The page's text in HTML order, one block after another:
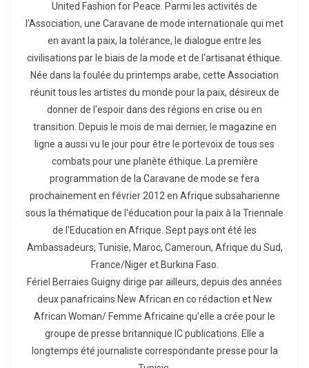
United Fashion for Peace. Parmi les activités de
l'Association, une Caravane de mode internationale qui met
en avant la paix, la tolérance, le dialogue entre les
civilisations par le biais de la mode et de l'artisanat éthique.
Née dans la foulée du printemps arabe, cette Association
réunit tous les artistes du monde pour la paix, désireux de
donner de l'espoir dans des régions en crise ou en
transition. Depuis le mois de mai dernier, le magazine en
ligne a aussi vu le jour pour être le portevoix de tous ses
combats pour une planète éthique. La première
programmation de la Caravane de mode se fera
prochainement en février 2012 en Afrique subsaharienne
sous la thématique de l'éducation pour la paix à la Triennale
de l'Education en Afrique. Sept pays ont été les
Ambassadeurs, Tunisie, Maroc, Cameroun, Afrique du Sud,
France/Niger et Burkina Faso.
Fériel Berraies Guigny dirige par ailleurs, depuis des années
deux panafricains New African en co rédaction et New
African Woman/ Femme Africaine qu'elle a crée pour le
groupe de presse britannique IC publications. Elle a
longtemps été journaliste correspondante presse pour la